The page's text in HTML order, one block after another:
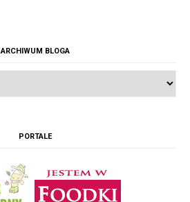
ARCHIWUM BLOGA
PORTALE